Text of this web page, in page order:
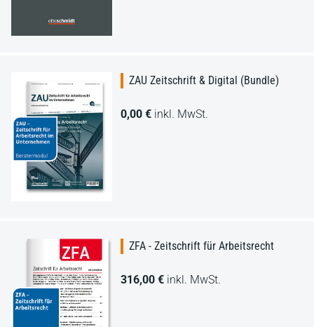
ZAU Zeitschrift & Digital (Bundle)
0,00 € inkl. MwSt.
ZFA - Zeitschrift für Arbeitsrecht
316,00 € inkl. MwSt.